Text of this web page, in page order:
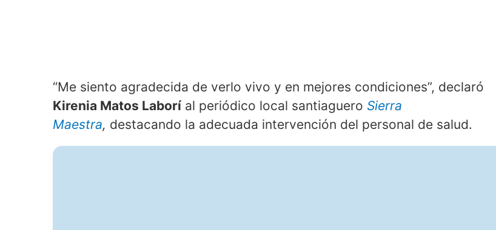
“Me siento agradecida de verlo vivo y en mejores condiciones”, declaró
Kirenia Matos Laborí al periódico local santiaguero Sierra
Maestra, destacando la adecuada intervención del personal de salud.